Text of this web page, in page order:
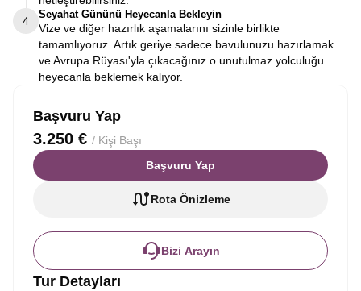
4
Seyahat Gününü Heyecanla Bekleyin
Vize ve diğer hazırlık aşamalarını sizinle birlikte
tamamlıyoruz. Artık geriye sadece bavulunuzu hazırlamak
ve Avrupa Rüyası'yla çıkacağınız o unutulmaz yolculuğu
heyecanla beklemek kalıyor.
Başvuru Yap
3.250 € / Kişi Başı
Başvuru Yap
Rota Önizleme
Bizi Arayın
Tur Detayları